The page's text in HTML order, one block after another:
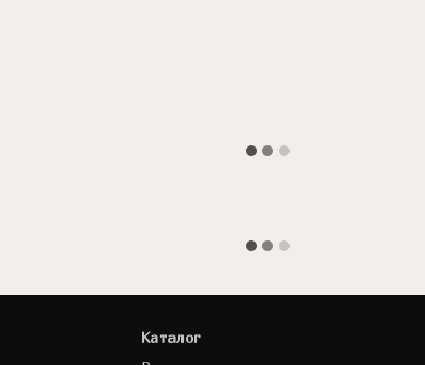
Каталог